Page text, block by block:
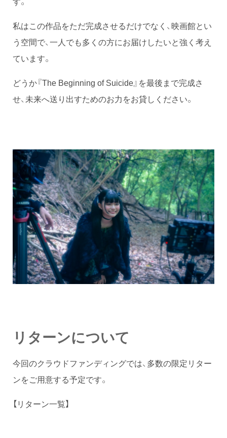
私はこの作品をただ完成させるだけでなく、映画館とい
う空間で、一人でも多くの方にお届けしたいと強く考え
ています。
どうか『The Beginning of Suicide』を最後まで完成さ
せ、未来へ送り出すためのお力をお貸しください。
リターンについて
今回のクラウドファンディングでは、多数の限定リター
ンをご用意する予定です。
【リターン一覧】